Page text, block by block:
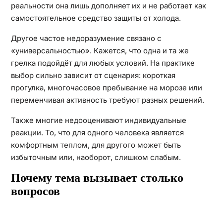
реальности она лишь дополняет их и не работает как
самостоятельное средство защиты от холода.
Другое частое недоразумение связано с
«универсальностью». Кажется, что одна и та же
грелка подойдёт для любых условий. На практике
выбор сильно зависит от сценария: короткая
прогулка, многочасовое пребывание на морозе или
переменчивая активность требуют разных решений.
Также многие недооценивают индивидуальные
реакции. То, что для одного человека является
комфортным теплом, для другого может быть
избыточным или, наоборот, слишком слабым.
Почему тема вызывает столько
вопросов